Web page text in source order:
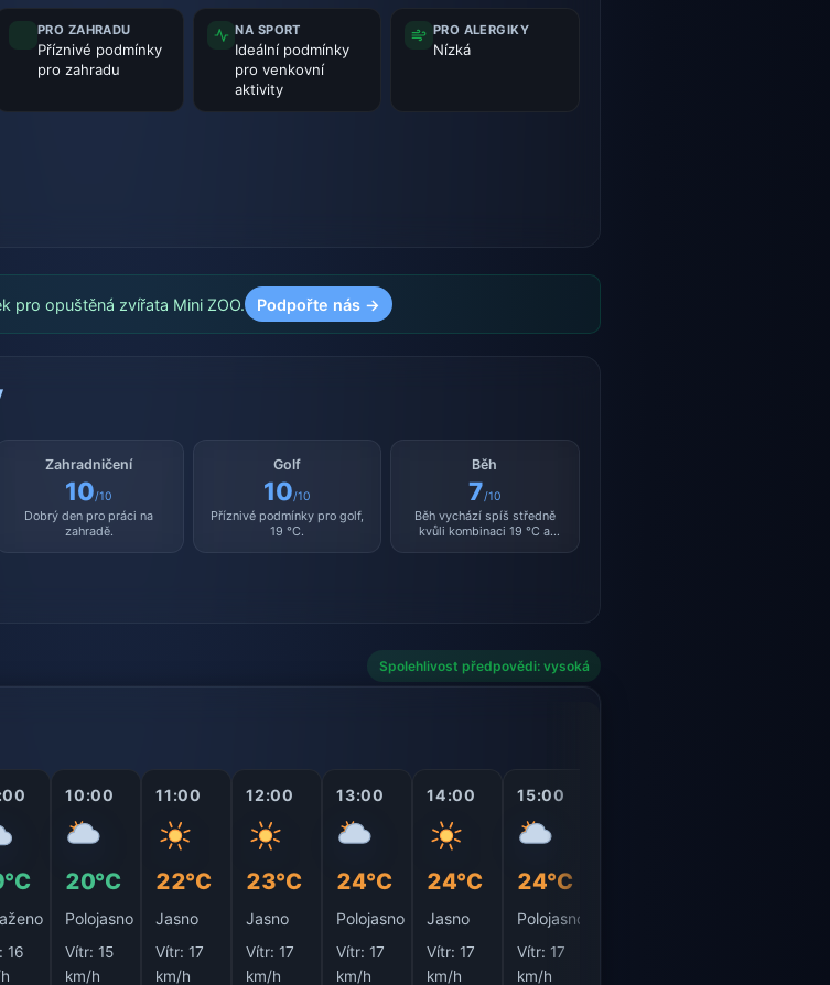
PRO ZAHRADU
Příznivé podmínky
pro zahradu
NA SPORT
Ideální podmínky
pro venkovní
aktivity
PRO ALERGIKY
Nízká
pro opuštěná zvířata Mini ZOO. Podpořte nás →
Zahradničení
10/10
Dobrý den pro práci na
zahradě.
Golf
10/10
Příznivé podmínky pro golf,
19 °C.
Běh
7/10
Běh vychází spíš středně
kvůli kombinaci 19 °C a
Spolehlivost předpovědi: vysoká
16
10:00
20°C
Polojasno
Vítr:15
km/h
11:00
22°C
Jasno
Vítr:17
km/h
12:00
23°C
Jasno
Vítr:17
km/h
13:00
24°C
Polojasno
Vítr:17
km/h
14:00
24°C
Jasno
Vítr:17
km/h
15:00
24°C
Polojasno
Vítr: 17
km/h